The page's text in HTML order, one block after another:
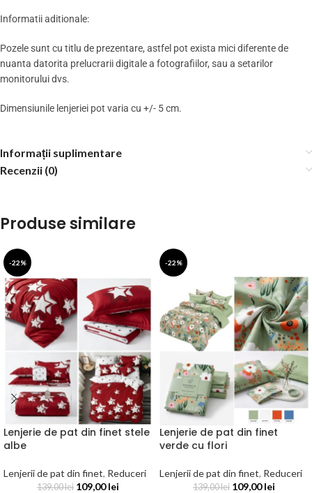
Informatii aditionale:
Pozele sunt cu titlu de prezentare, astfel pot exista mici diferente de
nuanta datorita prelucrarii digitale a fotografiilor, sau a setarilor
monitorului dvs.
Dimensiunile lenjeriei pot varia cu +/- 5 cm.
Informații suplimentare
Recenzii (0)
Produse similare
-22%
Lenjerie de pat din finet stele
albe
Lenjerii de pat din finet, Reduceri
139,00lei 109,00lei
-22%
Lenjerie de pat din finet
verde cu flori
Lenjerii de pat din finet, Reduceri
139,00lei 109,00lei